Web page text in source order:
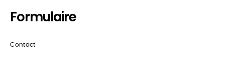
Formulaire
Contact